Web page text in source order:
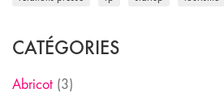
CATÉGORIES
Abricot (3)